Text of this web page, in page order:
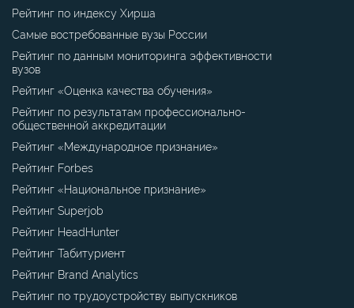
Рейтинг по индексу Хирша
Самые востребованные вузы России
Рейтинг по данным мониторинга эффективности
вузов
Рейтинг «Оценка качества обучения»
Рейтинг по результатам профессионально-
общественной аккредитации
Рейтинг «Международное признание»
Рейтинг Forbes
Рейтинг «Национальное признание»
Рейтинг Superjob
Рейтинг HeadHunter
Рейтинг Табитуриент
Рейтинг Brand Analytics
Рейтинг по трудоустройству выпускников